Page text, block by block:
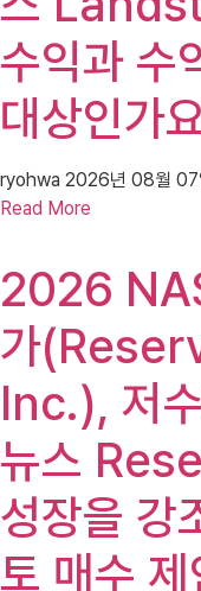
수익과 수
대상인가
ryohwa 2026년 08월 07
Read More
2026
가
Inc.), 저
뉴스
성장을 강
토 매수